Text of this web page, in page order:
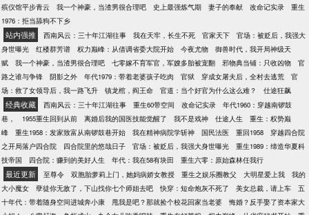
殡仪馆平步青云
我一个神豪，当渣男很合理吧 史上最强炼气期 妻子的奉献 改命记实录
重生
1976：拒当舔狗不下乡
站内强推 西南风云：三十年江湖往事 我在天牢，长生不死 官家天下
官场：被贬后，我强大
身世曝光
红楼群芳谱 权力巅峰：从借调省委大院开始 今夜尤物
御兽时代，我开局神级天
赋
我一个神豪，当渣男很合理吧 七零嫁不育军官，军嫂多胎被宠翻 邪物典当铺：只收凶物
官
路之谁与争锋
阴影之外 年代1979：带着老婆孩子吃肉 官狱 穿成女屠夫后，全村去逃荒
官
场：救了女领导后，我一路飞升
镇龙棺，阎王命 官道：当个好官为什么这么难？ 仕途狂飙
经典收藏 西南风云：三十年江湖往事 重生60带空间 改命记实录
年代1960：穿越南锣鼓
巷，
1955重生回到从前 离婚后我的国医技能觉醒了 我不是戏神 仕途人生
重生：权势巅
峰
重生1958：发家致富从南锣鼓巷开始 我在精神病院学斩神 国民法医 重回1958
穿越四合院
之开局落户四合院
四合院里的悠哉日子 官场：被贬后，我强大身世曝光
重生1989：缔造华夏科
技帝国
四合院：赚到的美好人生 年代：我在58有块田 重生六零：原始森林任我行
最近更新 至尊令 双胞胎萝莉上门，她妈病娇女教授 重生之娱乐圈教父 大明星爱上我
我的
大小魔女
孽徒你无敌了，下山找你七个师姐去吧 快穿：短命炮灰不死了 美女总裁，请上车
五
十年代：带着随身空间进城奔小康
甩我是吧？那就捡个校花回家当老婆
悔婚？反手娶了资本家大